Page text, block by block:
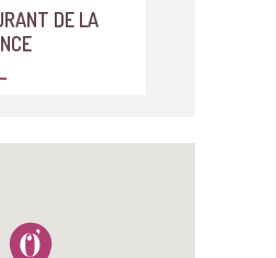
DE LA